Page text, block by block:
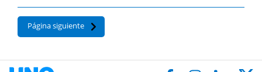
Página siguiente